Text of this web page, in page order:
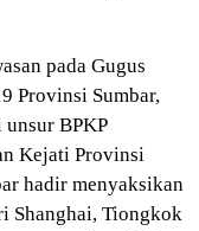
pada Gugus
Provinsi Sumbar,
BPKP
Kejati Provinsi
hadir menyaksikan
Shanghai, Tiongkok